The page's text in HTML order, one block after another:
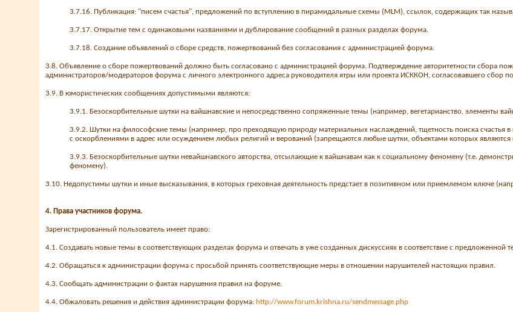
3.7.16. Публикация: "писем счастья", предложений по вступлению в пирамидальные схемы (MLM), ссылок, содержащих так
3.7.17. Открытие тем с одинаковыми названиями и дублирование сообщений в разных разделах форума.
3.7.18. Создание объявлений о сборе средств, пожертвований без согласования с администрацией форума.
3.8. Объявление о сборе пожертвований должно быть согласовано с администрацией форума. Подтверждение авторитетности сбора
администраторов/модераторов форума с личного электронного адреса руководителя ятры или проекта ИСККОН, согласовавшего сбор
3.9. В юмористических сообщениях допустимыми являются:
3.9.1. Безоскорбительные шутки на вайшнавские и непосредственно сопряженные темы (например, вегетарианство, элементы
3.9.2. Шутки на философские темы (например, про преходящую природу материальных наслаждений, тщетность поиска счастья
с оскорблениями в адрес или осуждением любых религий и верований (запрещаются любые шутки, объектами которых являются
3.9.3. Безоскорбительные шутки невайшнавского авторства, отсылающие к вайшнавам как к социальному феномену (т.е.
феномену).
3.10. Недопустимы шутки и иные высказывания, в которых греховная деятельность предстает в позитивном или приемлемом ключе
4. Права участников форума.
Зарегистрированный пользователь имеет право:
4.1. Создавать новые темы в соответствующих разделах форума и отвечать в уже созданных дискуссиях в соответствие с предложенной
4.2. Обращаться к администрации форума с просьбой принять соответствующие меры в отношении нарушителей настоящих правил.
4.3. Сообщать администрации о фактах нарушения правил на форуме.
4.4. Обжаловать решения и действия администрации форума: http://www.forum.krishna.ru/sendmessage.php